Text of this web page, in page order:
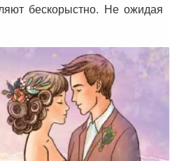
бескорыстно. Не ожидая